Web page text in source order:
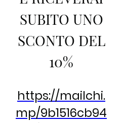
SUBITO UNO
SCONTO DEL
10%
https://mailchi.
mp/9b1516cb94